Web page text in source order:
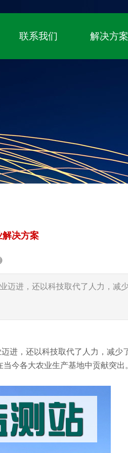
联系我们 解决方案
解决方案
迈进，还以科技取代了人力，减
进，还以科技取代了人力，减少
当今各大农业生产基地中贡献突出